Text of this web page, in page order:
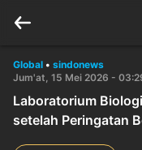
Global • sindonews
Jum'at, 15 Mei 2026 -
Laboratorium
setelah Peringatan